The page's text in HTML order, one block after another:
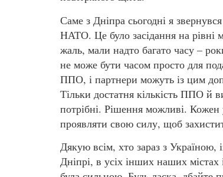
Саме з Дніпра сьогодні я
НАТО. Це було засідання на рівні
жаль, мали надто багато часу –
не може бути часом просто для
ППО, і партнери можуть із цим
Тільки достатня кількість ППО й
потрібні. Рішення можливі. Кожен
проявляти свою силу, щоб
Дякую всім, хто зараз з
Дніпрі, в усіх інших наших